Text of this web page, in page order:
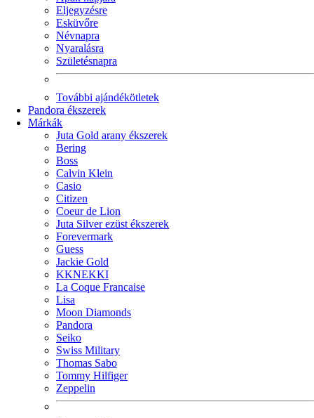
Eljegyzésre
Esküvőre
Névnapra
Nyaralásra
Születésnapra
További ajándékötletek
Pandora ékszerek
Márkák
Juta Gold arany ékszerek
Bering
Boss
Calvin Klein
Casio
Citizen
Coeur de Lion
Juta Silver ezüst ékszerek
Forevermark
Guess
Jackie Gold
KKNEKKI
La Coque Francaise
Lisa
Moon Diamonds
Pandora
Seiko
Swiss Military
Thomas Sabo
Tommy Hilfiger
Zeppelin